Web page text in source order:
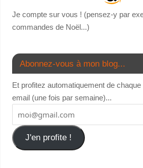
Je compte sur vous ! (pensez-y par
commandes de Noël...)
Abonnez-vous à mon blog...
Et profitez automatiquement de
email (une fois par semaine)...
J'en profite !